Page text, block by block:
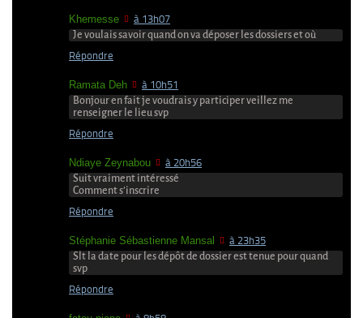
Khemesse à 13h07
Je voulais savoir quand on va déposer les dossiers et où
Répondre
Ramata Deh à 10h51
Bonjour en fait je voudrais y participer veillez me
renseigner le lieu svp
Répondre
Ndiaye Zeynabou à 20h56
Suit vraiment intéressé
Comment s’inscrire
Répondre
Stéphanie Sébastienne Mansal à 23h35
Slt la date pour les dépôt de dossier est tenue pour quand
svp
Répondre